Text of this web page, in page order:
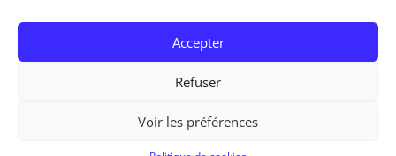
Accepter
Refuser
Voir les préférences
RedOhm, 2014